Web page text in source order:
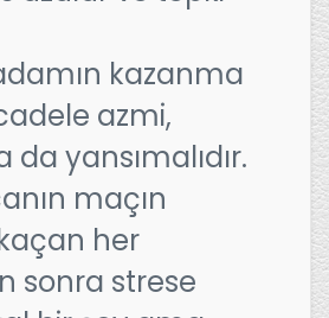
kazanma
azmi,
yansımalıdır.
maçın
her
sonra strese